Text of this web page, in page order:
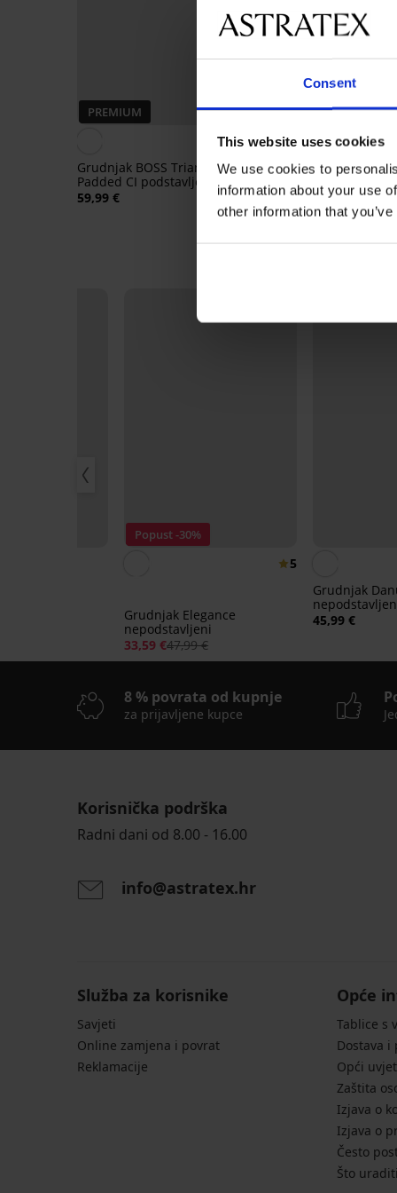
Consent
This website uses cookies
We use cookies to
information about your use
other information that
PREMIUM
Grudnjak BOSS Triangle
Padded CI podstavljeni
59,99 €
Rasprodaja
PREMIUM
Grudnjak HUGO
Paddes Rib
30,00 €59,99 €
Popust -30%
5
Grudnjak Elegance
nepodstavljeni
33,59 €47,99 €
Grudnjak
45,99 €
LIMITED
Bralette
podstavljeni
57,99
LIMITED -50%
Grudnjak
27,99
8 % povrata od kupnje
za prijavljene kupce
Korisnička podrška
Radni dani od 8.00 - 16.00
info@astratex.hr
Služba za korisnike
Savjeti
Online zamjena i povrat
Reklamacije
Opće
Tablice s
Dostava i
Opći
Zaštita
Izjava o
Izjava o
Često
Što